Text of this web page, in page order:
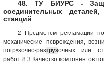
48. ТУ БИУРС -
соединительных
станций
2 Предметом рекламации
механические повреждения,
погрузочно-разгрузочных или
работ. 8.3 Качество компонентов